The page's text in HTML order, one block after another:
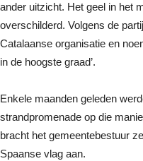
ander uitzicht. Het geel in het
overschilderd. Volgens de
Catalaanse organisatie en
in de hoogste graad’.
Enkele maanden geleden
strandpromenade op die
bracht het gemeentebestuur
Spaanse vlag aan.